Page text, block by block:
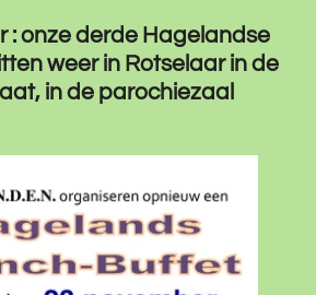
: onze derde Hagelandse
weer in Rotselaar in de
in de parochiezaal